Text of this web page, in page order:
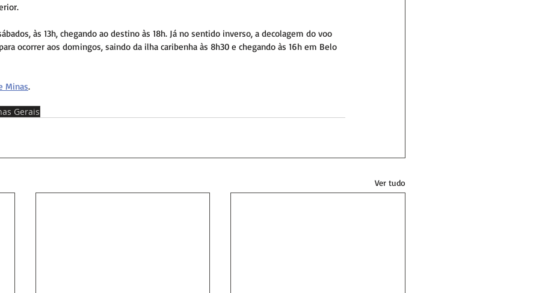
às 13h, chegando ao destino às 18h. Já no sentido inverso, a decolagem do voo
ocorrer aos domingos, saindo da ilha caribenha às 8h30 e chegando às 16h em Belo
Minas.
Gerais
Ver tudo